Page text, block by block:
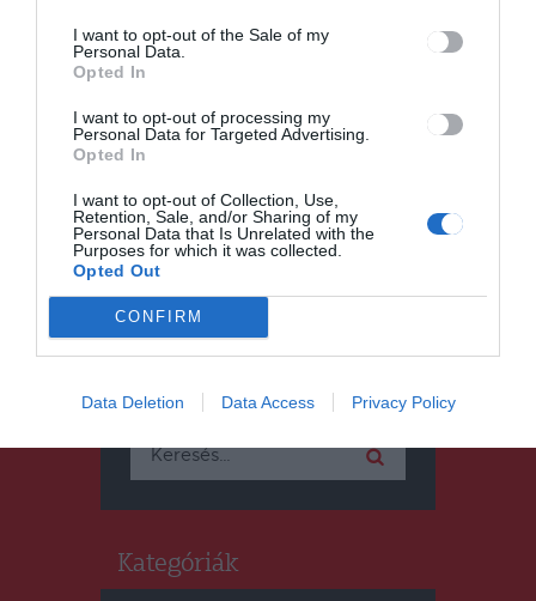
I want to opt-out of the Sale of my
Personal Data.
Opted In
I want to opt-out of processing my
Personal Data for Targeted Advertising.
Opted In
I want to opt-out of Collection, Use,
Retention, Sale, and/or Sharing of my
Personal Data that Is Unrelated with the
Purposes for which it was collected.
Opted Out
CONFIRM
Data Deletion Data Access Privacy Policy
CSÍKSZÉK
tudják fogadni az online
dossziékat
Keresés:
Kategóriák